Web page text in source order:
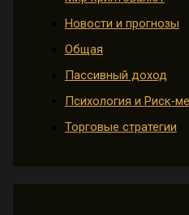
Новости и прогнозы
Общая
Пассивный доход
Психология и Риск-
Торговые стратегии